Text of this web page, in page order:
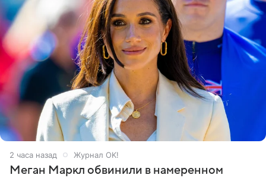
2 часа назад Журнал OK!
Меган Маркл обвинили в намеренном